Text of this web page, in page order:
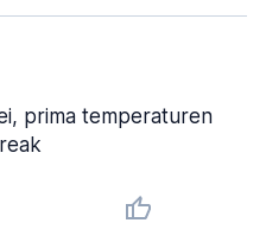
prima temperaturen